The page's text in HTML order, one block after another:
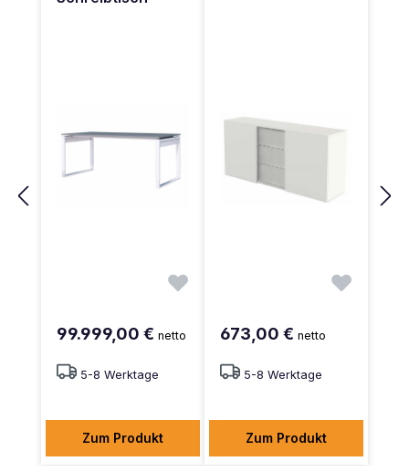
99.999,00 € netto
5-8 Werktage
Zum Produkt
673,00 € netto
5-8 Werktage
Zum Produkt